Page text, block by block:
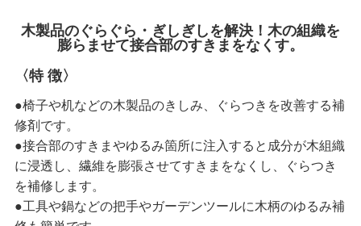
木製品のぐらぐら・ぎしぎしを解決！木の組織を
膨らませて接合部のすきまをなくす。
〈特 徴〉
●椅子や机などの木製品のきしみ、ぐらつきを改善する補
修剤です。
●接合部のすきまやゆるみ箇所に注入すると成分が木組織
に浸透し、繊維を膨張させてすきまをなくし、ぐらつき
を補修します。
●工具や鍋などの把手やガーデンツールに木柄のゆるみ補